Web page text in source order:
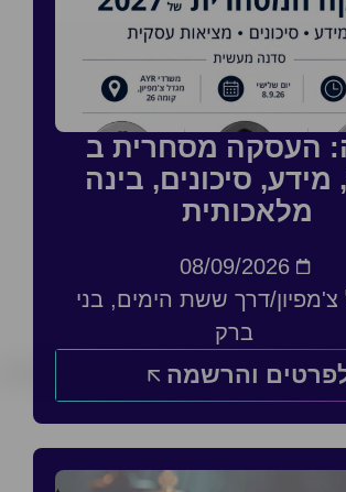
העסקה מסחרית ב
2027, מידע, סיכונים, בינה
מלאכותית
08/09/2026
צ'מפיון/דרך ששת הימים, בני
ברק
והרשמה